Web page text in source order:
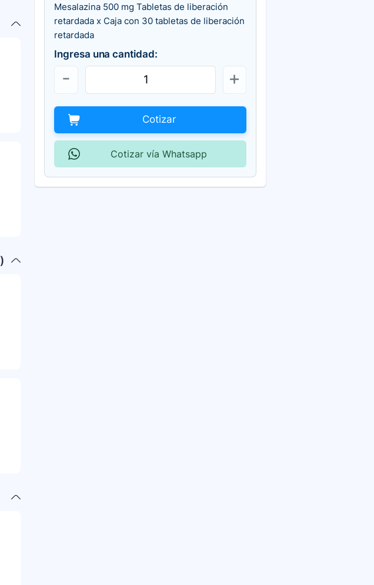
)
Mesalazina 500 mg Tabletas de liberación
retardada x Caja con 30 tabletas de liberación
retardada
Ingresa una cantidad:
Cotizar
Cotizar vía Whatsapp